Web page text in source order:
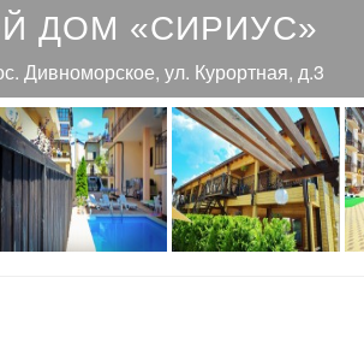
ДОМ «СИРИУС»
Дивноморское, ул. Курортная, д.3